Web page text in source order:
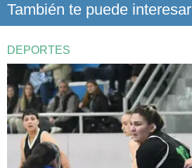
También te puede interesar
DEPORTES